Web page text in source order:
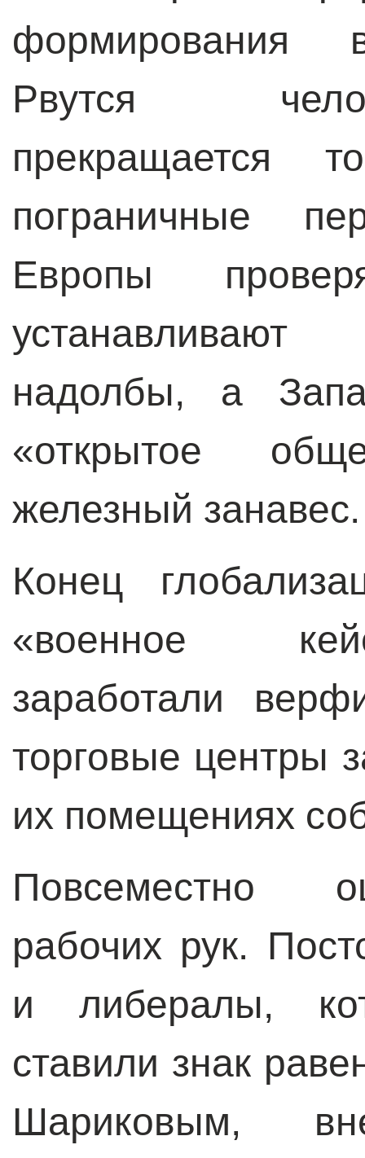
формирования
Рвутся
прекращается
пограничные
Европы
надолбы, а
«открытое
железный занавес.
Конец
«военное
заработали
торговые центры
их помещениях
Повсеместно
рабочих рук.
и либералы,
ставили знак
Шариковым,